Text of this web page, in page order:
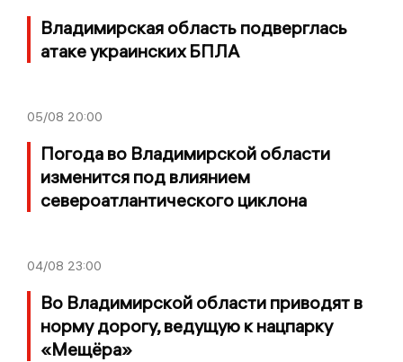
Владимирская область подверглась
атаке украинских БПЛА
05/08 20:00
Погода во Владимирской области
изменится под влиянием
североатлантического циклона
04/08 23:00
Во Владимирской области приводят в
норму дорогу, ведущую к нацпарку
«Мещёра»